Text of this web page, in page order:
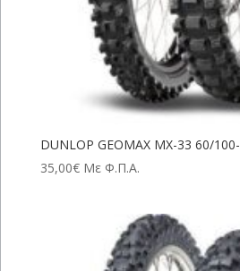
DUNLOP GEOMAX MX-33 60/
35,00€ Με Φ.Π.Α.